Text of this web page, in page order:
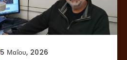
5 Μαΐου, 2026